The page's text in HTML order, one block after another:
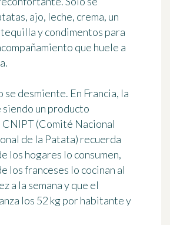
ajo, leche, crema, un
y condimentos para
que huele a
se desmiente. En Francia, la
un producto
(Comité Nacional
de la Patata) recuerda
los hogares lo consumen,
los franceses lo cocinan al
a la semana y que el
los 52 kg por habitante y